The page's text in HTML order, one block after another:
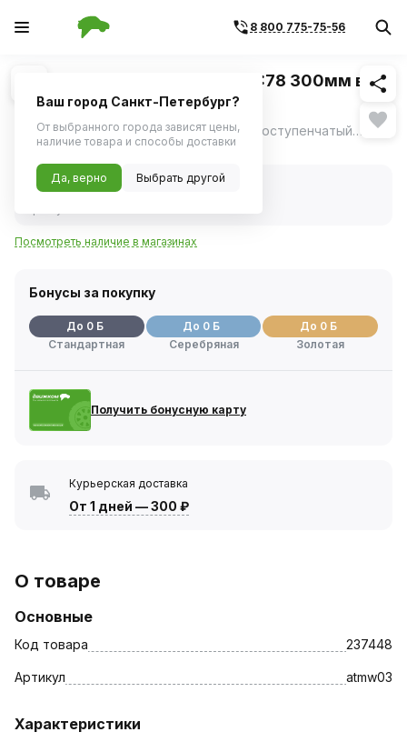
8 800 775-75-56
1/4 Похожие
Гайковерт механический 1", 1:78 300мм в
кейсе (AIRLINE)
Гайковерт представляет из себя многоступенчатый планетарный редуктор, который многократно увеличивает крутящий момент прилагаемый к рукоятке. ещё
Нет в наличии
Нет в наличии
Посмотреть наличие в магазинах
Бонусы за покупку
До 0 Б
Стандартная
До 0 Б
Серебряная
До 0 Б
Золотая
Получить бонусную карту
Курьерская доставка
От 1 дней —300 ₽
О товаре
Основные
Код товара 237448
Артикул atmw03
Характеристики
Ваш город Санкт-Петербург?
От выбранного города зависят цены,
наличие товара и способы доставки
Да, верно Выбрать другой